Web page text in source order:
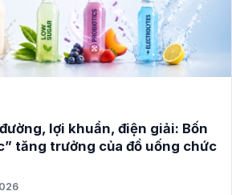
lợi khuẩn, điện giải: Bốn
tăng trưởng của đồ uống chức